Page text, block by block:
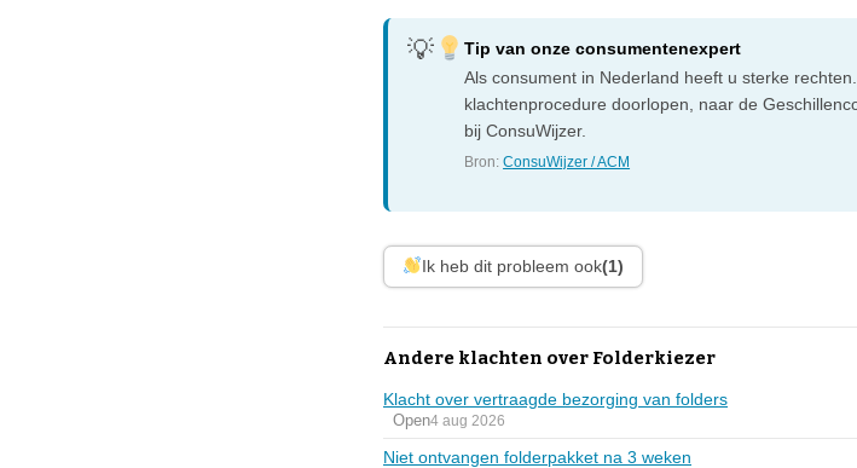
Tip van onze consumentenexpert
Als consument in Nederland heeft u sterke
klachtenprocedure doorlopen, naar de
bij ConsuWijzer.
Bron:ConsuWijzer / ACM
Ik heb dit probleem ook(1)
Andere klachten over Folderkiezer
Klacht over vertraagde bezorging van folders
Open4 aug 2026
Niet ontvangen folderpakket na 3 weken